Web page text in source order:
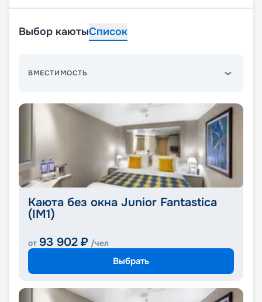
Выбор каютыСписок
ВМЕСТИМОСТЬ
Каюта без окна Junior Fantastica
(IM1)
от 93 902 ₽ /чел
Выбрать